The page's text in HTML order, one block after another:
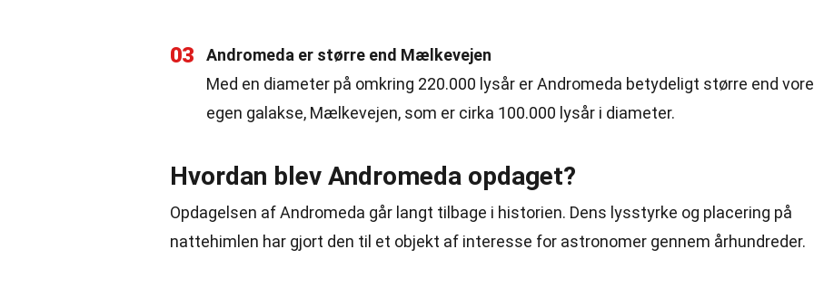
03
Andromeda er større end Mælkevejen
Med en diameter på omkring 220.000 lysår er Andromeda betydeligt større end
egen galakse, Mælkevejen, som er cirka 100.000 lysår i diameter.
Hvordan blev Andromeda opdaget?
Opdagelsen af Andromeda går langt tilbage i historien. Dens lysstyrke og placering på
nattehimlen har gjort den til et objekt af interesse for astronomer gennem århundreder.